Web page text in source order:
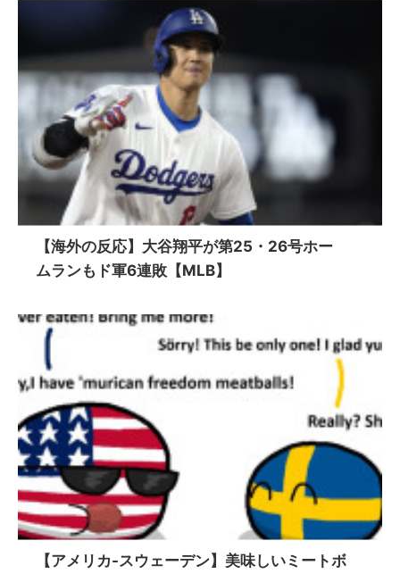
【海外の反応】大谷翔平が第25・26号ホー
ムランもド軍6連敗【MLB】
【アメリカ-スウェーデン】美味しいミートボ